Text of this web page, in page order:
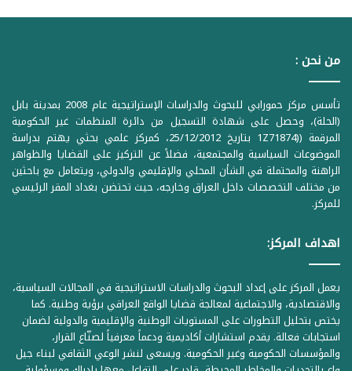
من نحن :
تأسس مركز حمورابي للبحوث والدراسات الإستراتيجية عام 2008 بمدينة بابل
(الحلة)، وحصل على شهادة التسجيل من دائرة المنظمات غير الحكومية
المرقمة ((1Z71874 بتاريخ 25/12/2012، كمركز علمي بحثي يهتم بدراسة
الموضوعات السياسية والمجتمعية، فضلاً عن التركيز على القضايا والظواهر
الراهنة والمحتملة في الشأن المحلي والإقليمي والدولي، ويتعامل مع باحثين
من مختلف التخصصات داخل العراق وخارجه، حيث تحتضن بغداد المقر الرئيسي
للمركز.
اهداف المركز:
يعمل المركز على إعداد البحوث والدراسات الاستراتيجية في المجالات السياسية،
والاقتصادية، والاجتماعية لمعالجة قضايا الواقع العراقي برؤية وطنية. كما
يختص بتحليل التطورات على المستويات الوطنية والإقليمية والدولية لضمان
استجابات فعالة. يقدم استشارات أكاديمية ودعماً معرفياً لصنّاع القرار،
والمؤسسات الحكومية وغير الحكومية. ويسعى لنشر الوعي الثقافي لبناء جيل